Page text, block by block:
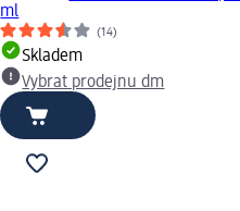
ml
(14)
Skladem
Vybrat prodejnu dm